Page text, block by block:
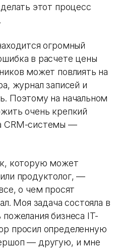
этот процесс
огромный
в расчете цены
может повлиять на
журнал записей и
Поэтому на начальном
очень крепкий
CRM-системы —
которую может
продуктолог, —
о чем просят
Моя задача состояла в
бизнеса IT-
просил определенную
— другую, и мне